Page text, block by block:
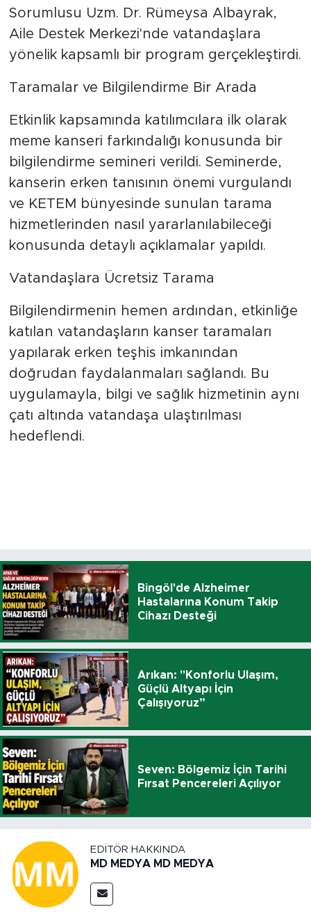
Sorumlusu Uzm. Dr. Rümeysa Albayrak,
Aile Destek Merkezi'nde vatandaşlara
yönelik kapsamlı bir program gerçekleştirdi.
Taramalar ve Bilgilendirme Bir Arada
Etkinlik kapsamında katılımcılara ilk olarak
meme kanseri farkındalığı konusunda bir
bilgilendirme semineri verildi. Seminerde,
kanserin erken tanısının önemi vurgulandı
ve KETEM bünyesinde sunulan tarama
hizmetlerinden nasıl yararlanılabileceği
konusunda detaylı açıklamalar yapıldı.
Vatandaşlara Ücretsiz Tarama
Bilgilendirmenin hemen ardından, etkinliğe
katılan vatandaşların kanser taramaları
yapılarak erken teşhis imkanından
doğrudan faydalanmaları sağlandı. Bu
uygulamayla, bilgi ve sağlık hizmetinin aynı
çatı altında vatandaşa ulaştırılması
hedeflendi.
Bingöl'de Alzheimer
Hastalarına Konum Takip
Cihazı Desteği
Arıkan: "Konforlu Ulaşım,
Güçlü Altyapı İçin
Çalışıyoruz”
Seven: Bölgemiz İçin Tarihi
Fırsat Pencereleri Açılıyor
EDITÖR HAKKINDA
MD MEDYA MD MEDYA